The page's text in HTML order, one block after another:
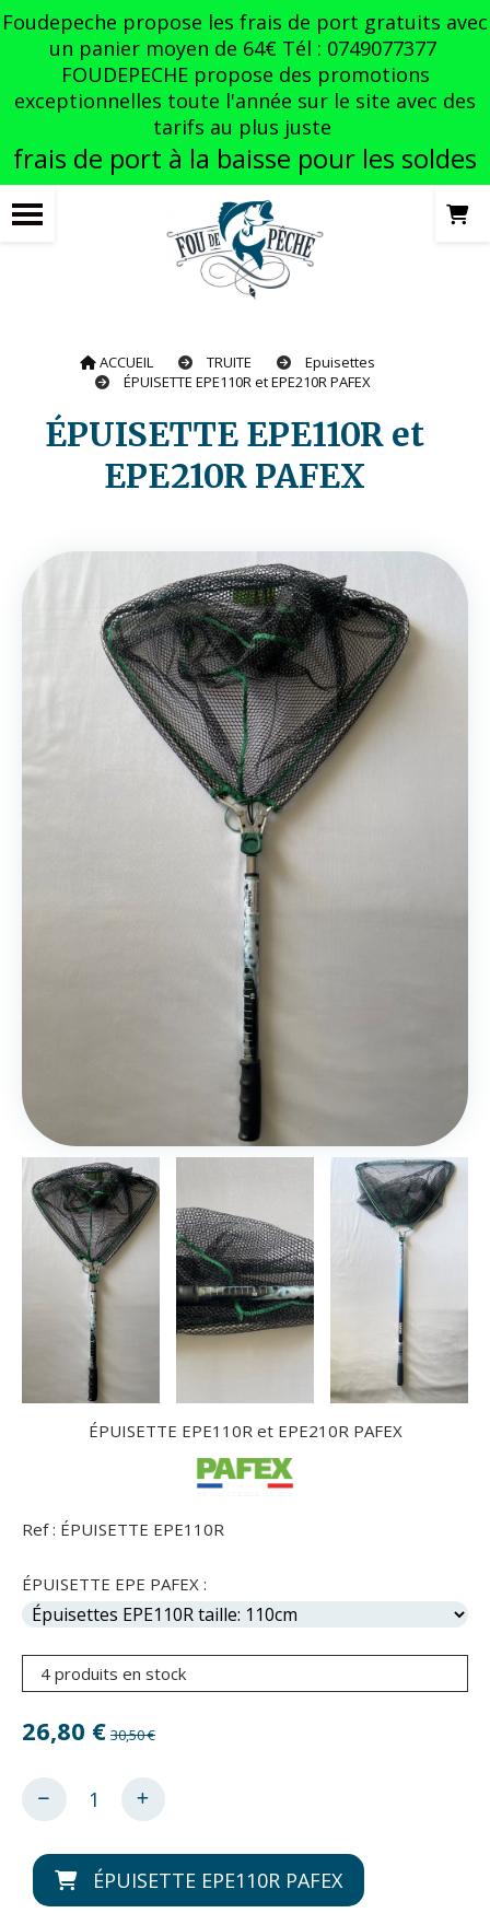
Foudepeche propose les frais de port gratuits avec
un panier moyen de 64€ Tél : 0749077377
FOUDEPECHE propose des promotions
exceptionnelles toute l'année sur le site avec des
tarifs au plus juste
frais de port à la baisse pour les soldes
ACCUEIL TRUITE
Epuisettes
ÉPUISETTE EPE110R et EPE210R PAFEX
ÉPUISETTE EPE110R et
EPE210R PAFEX
ÉPUISETTE EPE110R et EPE210R PAFEX
Ref : ÉPUISETTE EPE110R
ÉPUISETTE EPE PAFEX :
4 produits en stock
26,80 € 30,50 €
ÉPUISETTE EPE110R PAFEX